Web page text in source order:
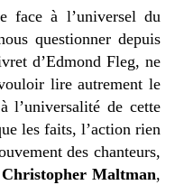
face à l’universel du
questionner depuis
d’Edmond Fleg, ne
lire autrement le
l’universalité de cette
les faits, l’action rien
des chanteurs,
Christopher Maltman,